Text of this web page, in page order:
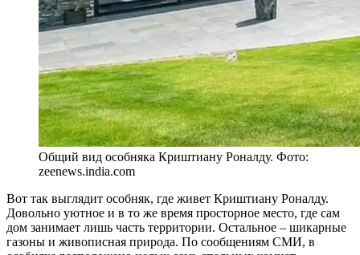
Общий вид особняка Криштиану Роналду. Фото:
zeenews.india.com
Вот так выглядит особняк, где живет Криштиану Роналду.
Довольно уютное и в то же время просторное место, где сам
дом занимает лишь часть территории. Остальное – шикарные
газоны и живописная природа. По сообщениям СМИ, в